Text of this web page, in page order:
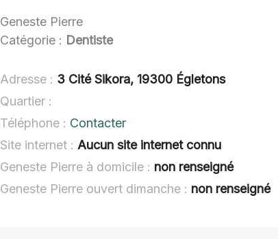
Geneste Pierre
Catégorie : Dentiste
Adresse : 3 Cité Sikora, 19300 Égletons
Quartier :
Téléphone : Contacter
Site internet : Aucun site internet connu
Geneste Pierre à domicile : non renseigné
Geneste Pierre ouvert dimanche : non renseigné